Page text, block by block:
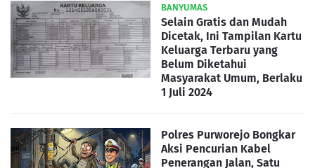
BANYUMAS
Selain Gratis dan Mudah
Dicetak, Ini Tampilan Kartu
Keluarga Terbaru yang
Belum Diketahui
Masyarakat Umum, Berlaku
1 Juli 2024
Polres Purworejo Bongkar
Aksi Pencurian Kabel
Penerangan Jalan, Satu